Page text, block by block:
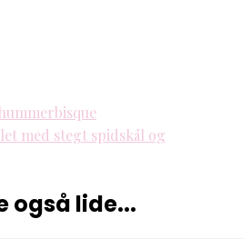
med stegt spidskål og
også lide...